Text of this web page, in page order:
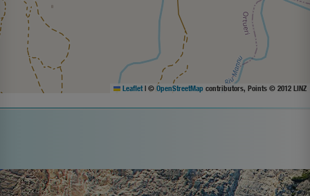
Leaflet | © OpenStreetMap contributors, Points © 2012 LINZ